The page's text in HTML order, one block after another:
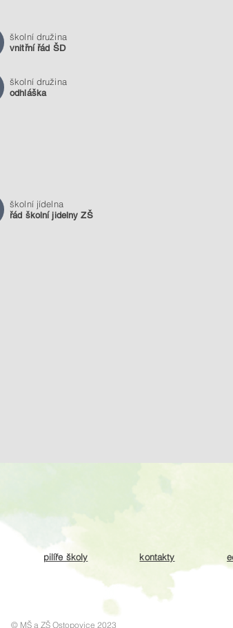
školní družina
vnitřní řád ŠD
školní družina
odhláška
školní jídelna
řád školní jidelny ZŠ
pilíře školy kontakty
© MŠ a ZŠ Ostopovice 2023